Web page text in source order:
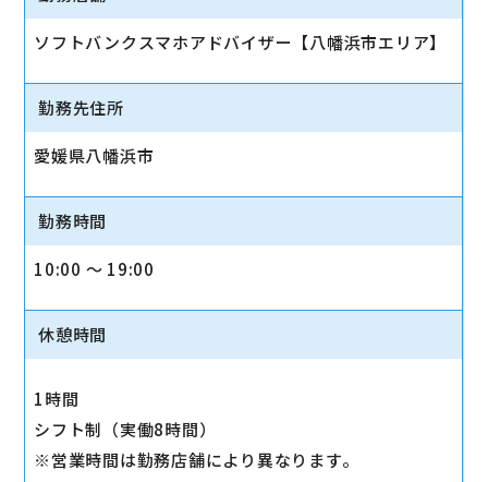
ソフトバンクスマホアドバイザー【八幡浜市エリア】
勤務先住所
愛媛県八幡浜市
勤務時間
10:00 〜 19:00
休憩時間
1時間
シフト制（実働8時間）
※営業時間は勤務店舗により異なります。